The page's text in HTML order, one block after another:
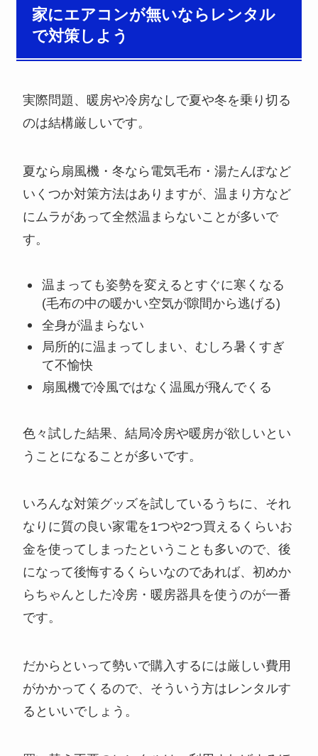
家にエアコンが無いならレンタル
で対策しよう
実際問題、暖房や冷房なしで夏や冬を乗り切る
のは結構厳しいです。
夏なら扇風機・冬なら電気毛布・湯たんぽなど
いくつか対策方法はありますが、温まり方など
にムラがあって全然温まらないことが多いで
す。
温まっても姿勢を変えるとすぐに寒くなる
(毛布の中の暖かい空気が隙間から逃げる)
全身が温まらない
局所的に温まってしまい、むしろ暑くすぎ
て不愉快
扇風機で冷風ではなく温風が飛んでくる
色々試した結果、結局冷房や暖房が欲しいとい
うことになることが多いです。
いろんな対策グッズを試しているうちに、それ
なりに質の良い家電を1つや2つ買えるくらいお
金を使ってしまったということも多いので、後
になって後悔するくらいなのであれば、初めか
らちゃんとした冷房・暖房器具を使うのが一番
です。
だからといって勢いで購入するには厳しい費用
がかかってくるので、そういう方はレンタルす
るといいでしょう。